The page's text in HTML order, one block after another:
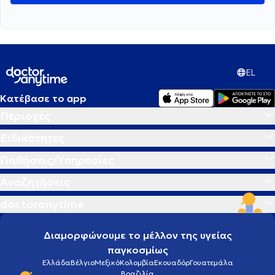
EL
Κατέβασε το app
Διαμορφώνουμε το μέλλον της υγείας
παγκοσμίως
ΕλλάδαΒέλγιοΜεξικόΚολομβίαΕκουαδόρΓουατεμάλα